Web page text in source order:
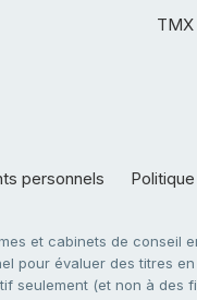
personnels
et cabinets de conseil
pour évaluer des titres en
seulement (et non à des